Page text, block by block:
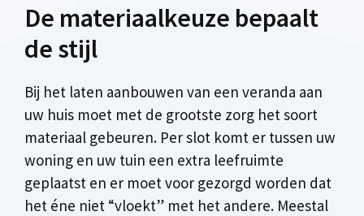
De materiaalkeuze bepaalt
de stijl
Bij het laten aanbouwen van een veranda aan
uw huis moet met de grootste zorg het soort
materiaal gebeuren. Per slot komt er tussen uw
woning en uw tuin een extra leefruimte
geplaatst en er moet voor gezorgd worden dat
het éne niet “vloekt” met het andere. Meestal